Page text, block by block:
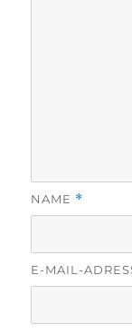
NAME *
E-MAIL-